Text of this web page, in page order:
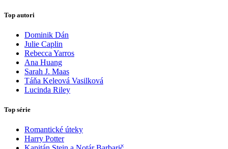
Top autori
Dominik Dán
Julie Caplin
Rebecca Yarros
Ana Huang
Sarah J. Maas
Táňa Keleová Vasilková
Lucinda Riley
Top série
Romantické úteky
Harry Potter